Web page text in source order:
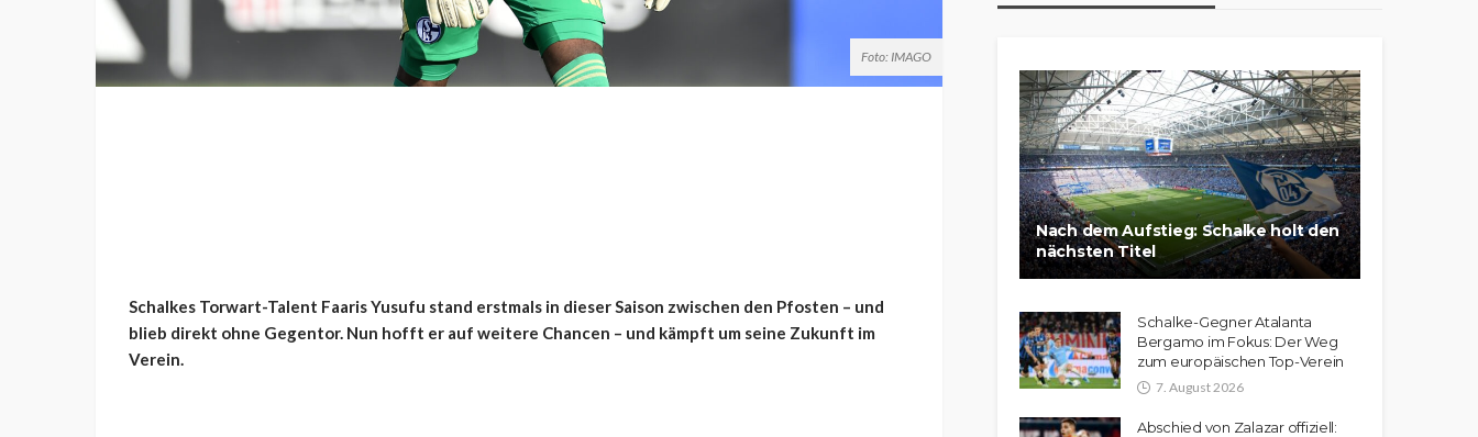
Foto: IMAGO
Schalkes Torwart-Talent Faaris Yusufu stand erstmals in dieser Saison zwischen den Pfosten – und
blieb direkt ohne Gegentor. Nun hofft er auf weitere Chancen – und kämpft um seine Zukunft im
Verein.
Nach dem Aufstieg: Schalke holt den
nächsten Titel
Schalke-Gegner Atalanta
Bergamo im Fokus: Der Weg
zum europäischen Top-Verein
7. August 2026
Abschied von Zalazar offiziell: